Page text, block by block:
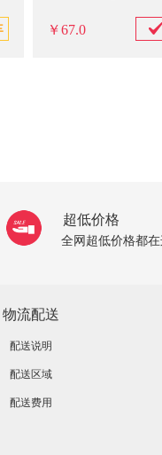
￥67.0
超低价格
全网超低价格都
物流配送
配送说明
配送区域
配送费用